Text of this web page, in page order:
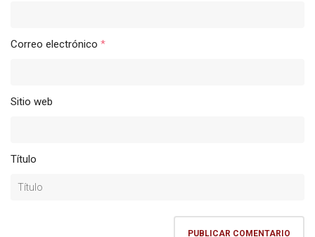
Correo electrónico *
Sitio web
Título